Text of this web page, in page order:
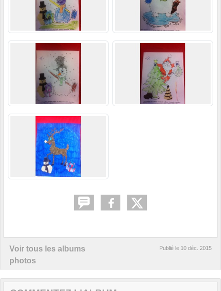
Voir tous les albums
photos
Publié le 10 déc. 2015